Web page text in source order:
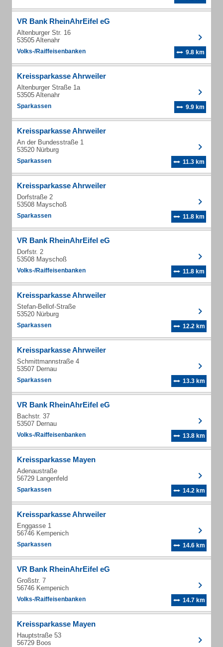
VR Bank RheinAhrEifel eG
Altenburger Str. 16
53505 Altenahr
Volks-/Raiffeisenbanken 9.8 km
Kreissparkasse Ahrweiler
Altenburger Straße 1a
53505 Altenahr
Sparkassen 9.9 km
Kreissparkasse Ahrweiler
An der Bundesstraße 1
53520 Nürburg
Sparkassen 11.3 km
Kreissparkasse Ahrweiler
Dorfstraße 2
53508 Mayschoß
Sparkassen 11.8 km
VR Bank RheinAhrEifel eG
Dorfstr. 2
53508 Mayschoß
Volks-/Raiffeisenbanken 11.8 km
Kreissparkasse Ahrweiler
Stefan-Bellof-Straße
53520 Nürburg
Sparkassen 12.2 km
Kreissparkasse Ahrweiler
Schmittmannstraße 4
53507 Dernau
Sparkassen 13.3 km
VR Bank RheinAhrEifel eG
Bachstr. 37
53507 Dernau
Volks-/Raiffeisenbanken 13.8 km
Kreissparkasse Mayen
Adenaustraße
56729 Langenfeld
Sparkassen 14.2 km
Kreissparkasse Ahrweiler
Enggasse 1
56746 Kempenich
Sparkassen 14.6 km
VR Bank RheinAhrEifel eG
Großstr. 7
56746 Kempenich
Volks-/Raiffeisenbanken 14.7 km
Kreissparkasse Mayen
Hauptstraße 53
56729 Boos